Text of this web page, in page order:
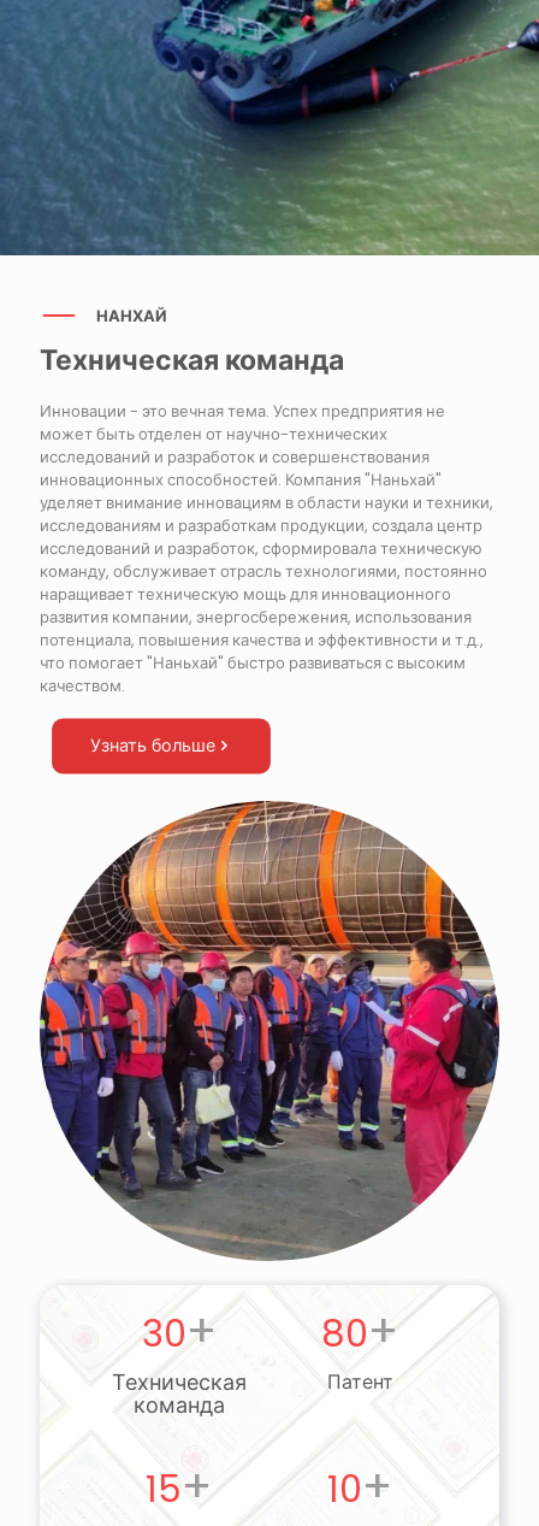
НАНХАЙ
Техническая команда
Инновации - это вечная тема. Успех предприятия не
может быть отделен от научно-технических
исследований и разработок и совершенствования
инновационных способностей. Компания "Наньхай"
уделяет внимание инновациям в области науки и техники,
исследованиям и разработкам продукции, создала центр
исследований и разработок, сформировала техническую
команду, обслуживает отрасль технологиями, постоянно
наращивает техническую мощь для инновационного
развития компании, энергосбережения, использования
потенциала, повышения качества и эффективности и т.д.,
что помогает "Наньхай" быстро развиваться с высоким
качеством.
Узнать больше
30+
Техническая
команда
80+
Патент
15+ 10+